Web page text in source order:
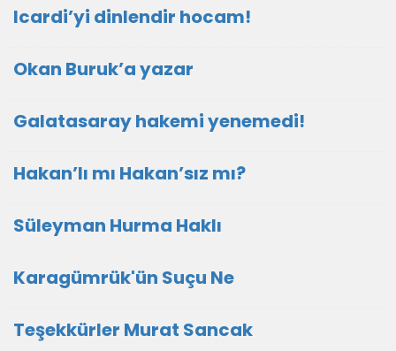
Icardi’yi dinlendir hocam!
Okan Buruk’a yazar
Galatasaray hakemi yenemedi!
Hakan’lı mı Hakan’sız mı?
Süleyman Hurma Haklı
Karagümrük'ün Suçu Ne
Teşekkürler Murat Sancak